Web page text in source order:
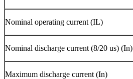
Nominal operating current (IL)
Nominal discharge current (8/20 us) (In)
Maximum discharge current (In)